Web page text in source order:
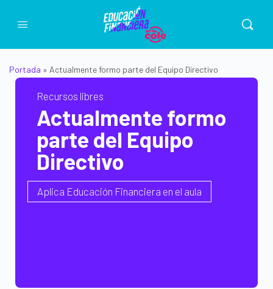
Portada » Actualmente formo parte del Equipo Directivo
Recursos libres
Actualmente formo
parte del Equipo
Directivo
Aplica Educación Financiera en el aula